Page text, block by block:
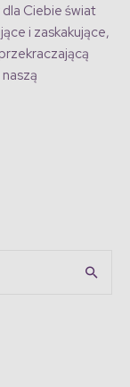
Ciebie świat
i zaskakujące,